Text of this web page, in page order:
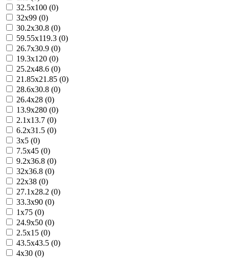
32.5x100 (0)
32x99 (0)
30.2x30.8 (0)
59.55x119.3 (0)
26.7x30.9 (0)
19.3x120 (0)
25.2x48.6 (0)
21.85x21.85 (0)
28.6x30.8 (0)
26.4x28 (0)
13.9x280 (0)
2.1x13.7 (0)
6.2x31.5 (0)
3x5 (0)
7.5x45 (0)
9.2x36.8 (0)
32x36.8 (0)
22x38 (0)
27.1x28.2 (0)
33.3x90 (0)
1x75 (0)
24.9x50 (0)
2.5x15 (0)
43.5x43.5 (0)
4x30 (0)